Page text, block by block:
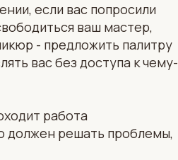
если вас попросили
ваш мастер,
- предложить палитру
вас без доступа к чему-
работа
должен решать проблемы,